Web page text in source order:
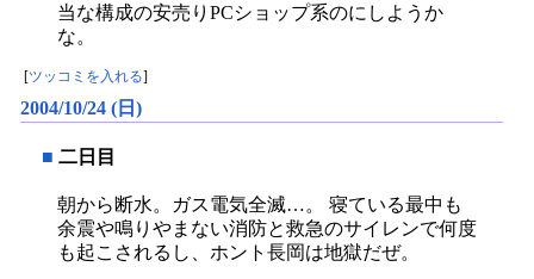
当な構成の安売りPCショップ系のにしようか
な。
[ツッコミを入れる]
2004/10/24 (日)
■ 二日目
朝から断水。ガス電気全滅…。 寝ている最中も
余震や鳴りやまない消防と救急のサイレンで何度
も起こされるし、ホント長岡は地獄だぜ。